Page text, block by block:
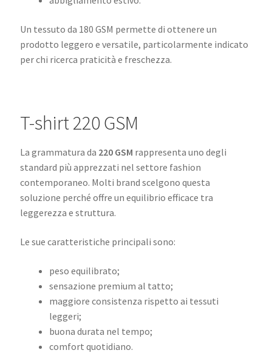
Un tessuto da 180 GSM permette di ottenere un
prodotto leggero e versatile, particolarmente indicato
per chi ricerca praticità e freschezza.
T-shirt 220 GSM
La grammatura da 220 GSM rappresenta uno degli
standard più apprezzati nel settore fashion
contemporaneo. Molti brand scelgono questa
soluzione perché offre un equilibrio efficace tra
leggerezza e struttura.
Le sue caratteristiche principali sono:
peso equilibrato;
sensazione premium al tatto;
maggiore consistenza rispetto ai tessuti
leggeri;
buona durata nel tempo;
comfort quotidiano.